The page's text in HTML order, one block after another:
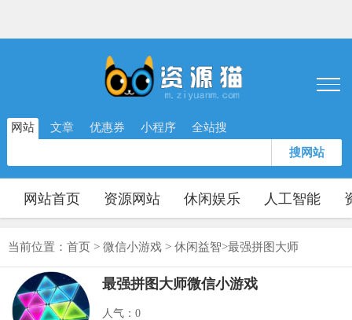
网站 文章 优惠券 小程序 全站搜
搜网站
网站首页 资源网站 休闲娱乐 人工智能
当前位置： 首页 > 微信小游戏 > 休闲益智>最强拼图大师
最强拼图大师微信小游戏
人气：0